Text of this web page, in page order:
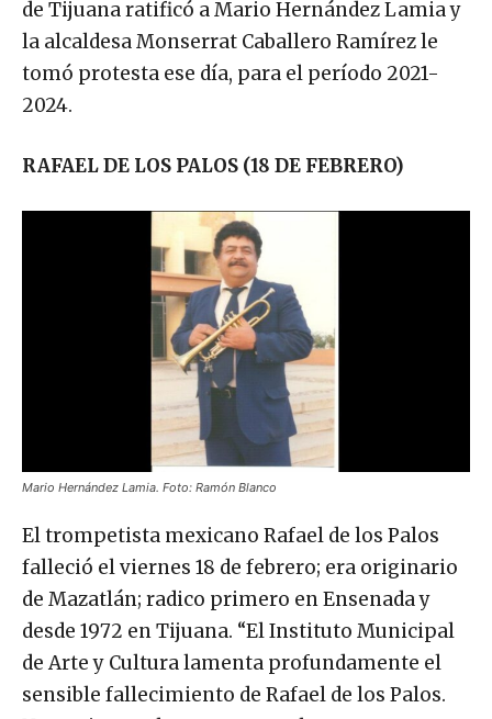
de Tijuana ratificó a Mario Hernández Lamia y
la alcaldesa Monserrat Caballero Ramírez le
tomó protesta ese día, para el período 2021-
2024.
RAFAEL DE LOS PALOS (18 DE FEBRERO)
El trompetista mexicano Rafael de los Palos
falleció el viernes 18 de febrero; era originario
de Mazatlán; radico primero en Ensenada y
desde 1972 en Tijuana. “El Instituto Municipal
de Arte y Cultura lamenta profundamente el
sensible fallecimiento de Rafael de los Palos.